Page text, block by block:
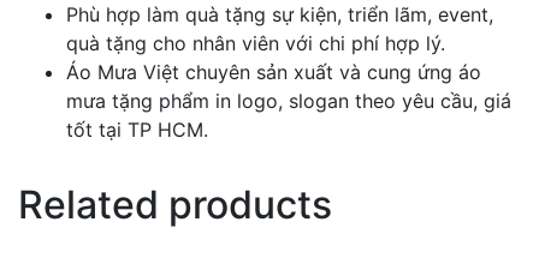
Phù hợp làm quà tặng sự kiện, triển lãm, event,
quà tặng cho nhân viên với chi phí hợp lý.
Áo Mưa Việt chuyên sản xuất và cung ứng áo
mưa tặng phẩm in logo, slogan theo yêu cầu, giá
tốt tại TP HCM.
Related products